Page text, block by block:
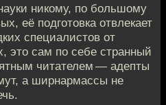
никому, по большому
её подготовка отвлекает
специалистов от
это сам по себе странный
читателем — адепты
а ширнармассы не